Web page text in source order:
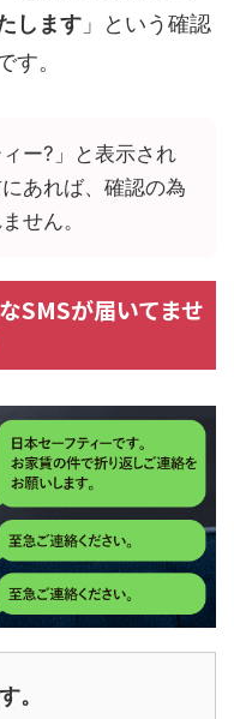
します 」という確認
す。
ィー?」と表示され
あれば、確認の為
せん。
SMSが届いてませ
。